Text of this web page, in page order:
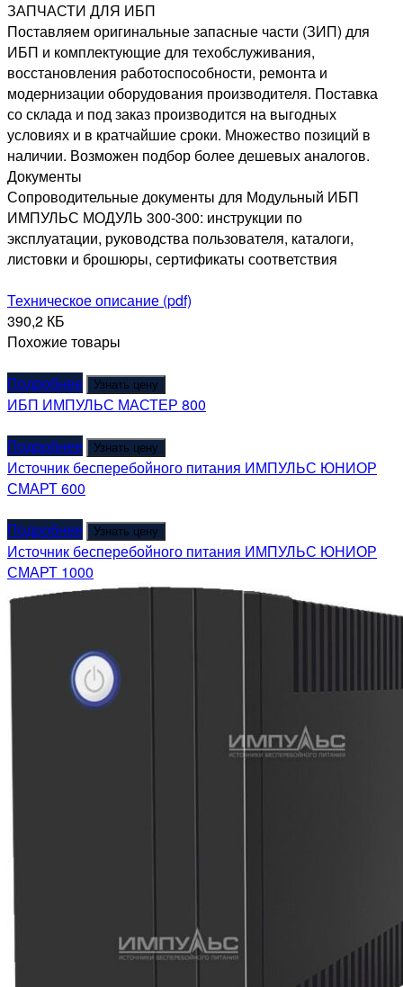
ЗАПЧАСТИ ДЛЯ ИБП
Поставляем оригинальные запасные части (ЗИП) для
ИБП и комплектующие для техобслуживания,
восстановления работоспособности, ремонта и
модернизации оборудования производителя. Поставка
со склада и под заказ производится на выгодных
условиях и в кратчайшие сроки. Множество позиций в
наличии. Возможен подбор более дешевых аналогов.
Документы
Сопроводительные документы для Модульный ИБП
ИМПУЛЬС МОДУЛЬ 300-300: инструкции по
эксплуатации, руководства пользователя, каталоги,
листовки и брошюры, сертификаты соответствия
Техническое описание (pdf)
390,2 КБ
Похожие товары
Подробнее
Узнать цену
ИБП ИМПУЛЬС МАСТЕР 800
Подробнее
Узнать цену
Источник бесперебойного питания ИМПУЛЬС ЮНИОР
СМАРТ 600
Подробнее
Узнать цену
Источник бесперебойного питания ИМПУЛЬС ЮНИОР
СМАРТ 1000